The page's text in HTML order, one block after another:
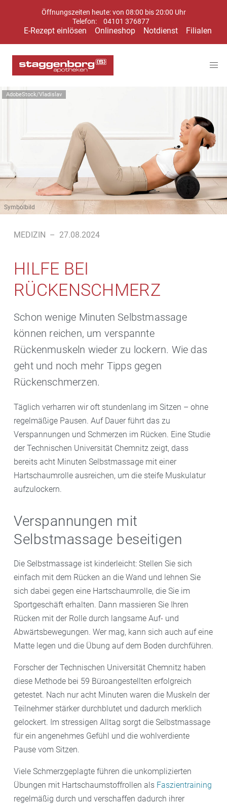
Öffnungszeiten heute: von 08:00 bis 20:00 Uhr
Telefon:
04101 376877
E-Rezept einlösen Onlineshop Notdienst Filialen
AdobeStock/Vladislav
Symbolbild
MEDIZIN – 27.08.2024
HILFE BEI
RÜCKENSCHMERZ
Schon wenige Minuten Selbstmassage
können reichen, um verspannte
Rückenmuskeln wieder zu lockern. Wie das
geht und noch mehr Tipps gegen
Rückenschmerzen.
Täglich verharren wir oft stundenlang im Sitzen – ohne
regelmäßige Pausen. Auf Dauer führt das zu
Verspannungen und Schmerzen im Rücken. Eine Studie
der Technischen Universität Chemnitz zeigt, dass
bereits acht Minuten Selbstmassage mit einer
Hartschaumrolle ausreichen, um die steife Muskulatur
aufzulockern.
Verspannungen mit
Selbstmassage beseitigen
Die Selbstmassage ist kinderleicht: Stellen Sie sich
einfach mit dem Rücken an die Wand und lehnen Sie
sich dabei gegen eine Hartschaumrolle, die Sie im
Sportgeschäft erhalten. Dann massieren Sie Ihren
Rücken mit der Rolle durch langsame Auf- und
Abwärtsbewegungen. Wer mag, kann sich auch auf eine
Matte legen und die Übung auf dem Boden durchführen.
Forscher der Technischen Universität Chemnitz haben
diese Methode bei 59 Büroangestellten erfolgreich
getestet. Nach nur acht Minuten waren die Muskeln der
Teilnehmer stärker durchblutet und dadurch merklich
gelockert. Im stressigen Alltag sorgt die Selbstmassage
für ein angenehmes Gefühl und die wohlverdiente
Pause vom Sitzen.
Viele Schmerzgeplagte führen die unkomplizierten
Übungen mit Hartschaumstoffrollen als Faszientraining
regelmäßig durch und verschaffen dadurch ihrer